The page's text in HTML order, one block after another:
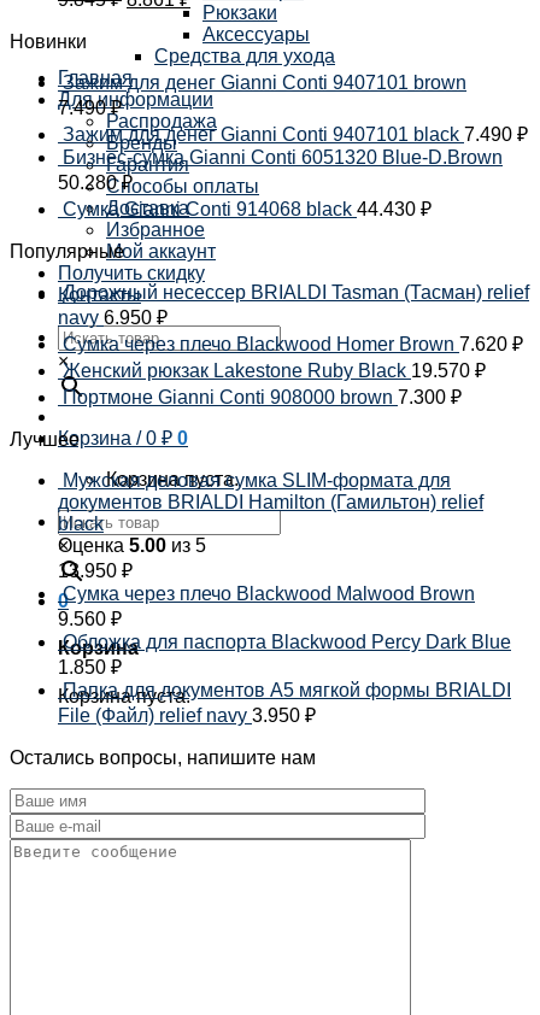
Рюкзаки
Аксессуары
Средства для ухода
Главная
Для информации
Распродажа
Бренды
Гарантия
Способы оплаты
Доставка
Избранное
Мой аккаунт
Получить скидку
Контакты
×
Корзина /0 ₽ 0
Корзина пуста.
×
0
Корзина
Корзина пуста.
Новинки
Зажим для денег Gianni Conti 9407101 brown
7.490₽
Зажим для денег Gianni Conti 9407101 black 7.490 ₽
Бизнес-сумка Gianni Conti 6051320 Blue-D.Brown
50.280₽
Сумка Gianni Conti 914068 black 44.430 ₽
Популярные
Дорожный несессер BRIALDI Tasman (Тасман) relief
navy 6.950 ₽
Сумка через плечо Blackwood Homer Brown 7.620 ₽
Женский рюкзак Lakestone Ruby Black 19.570 ₽
Портмоне Gianni Conti 908000 brown 7.300 ₽
Лучшее
Мужская деловая сумка SLIM-формата для
документов BRIALDI Hamilton (Гамильтон) relief
black
Оценка 5.00 из 5
13.950 ₽
Сумка через плечо Blackwood Malwood Brown
9.560 ₽
Обложка для паспорта Blackwood Percy Dark Blue
1.850 ₽
Папка для документов А5 мягкой формы BRIALDI
File (Файл) relief navy 3.950 ₽
Остались вопросы, напишите нам